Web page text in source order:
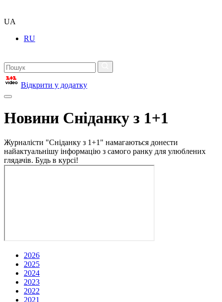
UA
RU
Відкрити у додатку
Новини Сніданку з 1+1
Журналісти "Сніданку з 1+1" намагаються донести
найактуальнішу інформацію з самого ранку для улюблених
глядачів. Будь в курсі!
2026
2025
2024
2023
2022
2021